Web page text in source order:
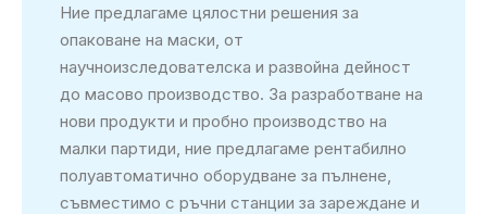
Ние предлагаме цялостни решения за
опаковане на маски, от
научноизследователска и развойна дейност
до масово производство. За разработване на
нови продукти и пробно производство на
малки партиди, ние предлагаме рентабилно
полуавтоматично оборудване за пълнене,
съвместимо с ръчни станции за зареждане и